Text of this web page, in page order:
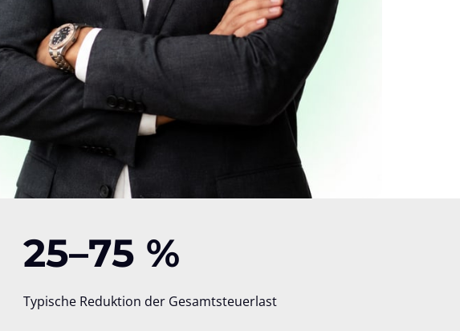
25–75 %
Typische Reduktion der Gesamtsteuerlast